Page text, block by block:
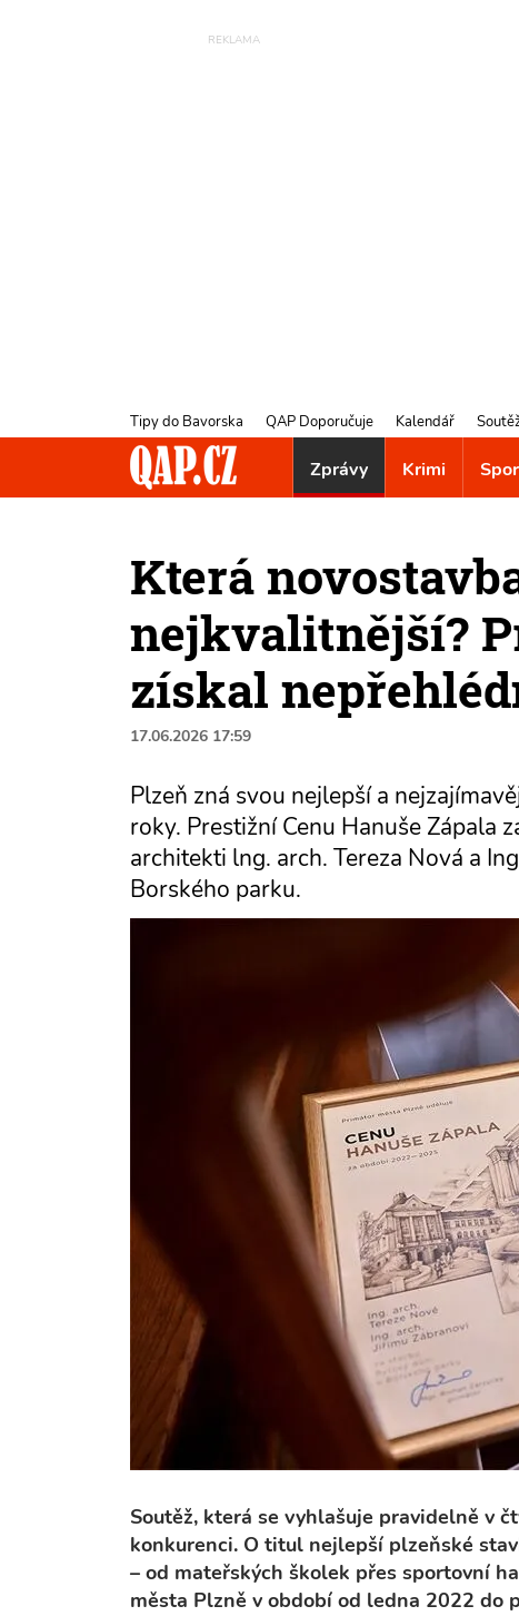
Tipy do Bavorska QAP Doporučuje Kalendář
Zprávy Krimi
Která
nejkvalitnější?
získal
17.06.2026 17:59
Plzeň zná svou nejlepší a
roky. Prestižní Cenu Hanuše
architekti lng. arch. Tereza Nová a
Borského parku.
Soutěž, která se vyhlašuje pravidelně v
konkurenci. O titul nejlepší plzeňské
– od mateřských školek přes sportovní
města Plzně v období od ledna 2022 do